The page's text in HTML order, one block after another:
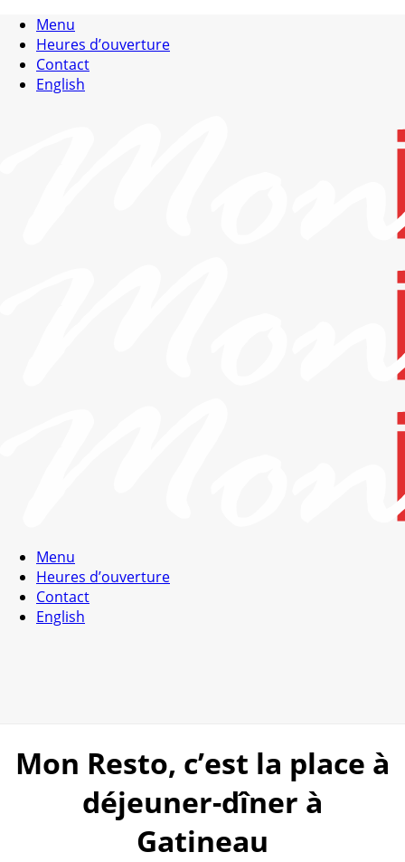
Menu
Heures d’ouverture
Contact
English
Menu
Heures d’ouverture
Contact
English
Mon Resto, c’est la place à
déjeuner-dîner à
Gatineau